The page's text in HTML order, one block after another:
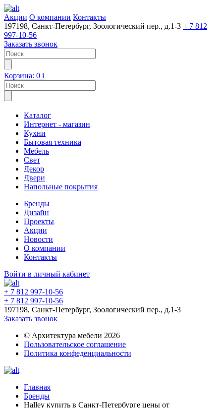
Акции О компании Контакты
197198, Санкт-Петербург, Зоологический пер., д.1-3 + 7 812
997-10-56
Заказать звонок
Корзина: 0 i
Каталог
Интернет - магазин
Кухни
Бытовая техника
Мебель
Свет
Декор
Двери
Напольные покрытия
Бренды
Дизайн
Проекты
Акции
Новости
О компании
Контакты
Войти в личный кабинет
+ 7 812 997-10-56
+ 7 812 997-10-56
197198, Санкт-Петербург, Зоологический пер., д.1-3
Заказать звонок
© Архитектура мебели 2026
Пользовательское соглашение
Политика конфеденциальности
Главная
Бренды
Halley купить в Санкт-Петербурге цены от